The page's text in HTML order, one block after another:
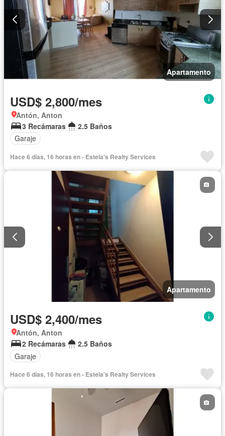
Apartamento
USD$ 2,800/mes
Antón, Anton
3 Recámaras
2.5 Baños
Garaje
Hace 6 días, 16 horas en - Estela's Realty Services
Apartamento
USD$ 2,400/mes
Antón, Anton
2 Recámaras
2.5 Baños
Garaje
Hace 6 días, 16 horas en - Estela's Realty Services